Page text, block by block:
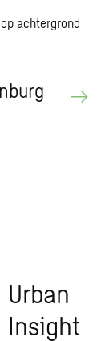
Urban
Insight